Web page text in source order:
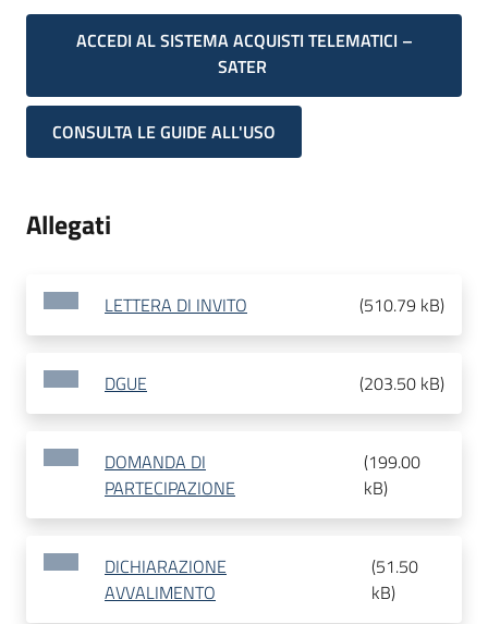
ACCEDI AL SISTEMA ACQUISTI TELEMATICI –
SATER
CONSULTA LE GUIDE ALL'USO
Allegati
LETTERA DI INVITO (510.79 kB)
DGUE (203.50 kB)
DOMANDA DI
PARTECIPAZIONE
(199.00
kB)
DICHIARAZIONE
AVVALIMENTO
(51.50
kB)